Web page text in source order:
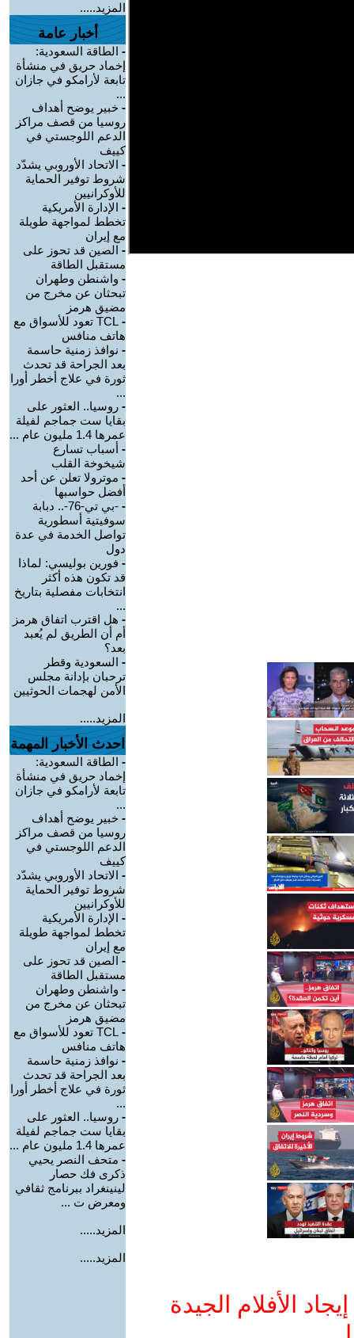
الأفلام الجيدة
المزيد.....
أخبار عامة
- الطاقة السعودية:
إخماد حريق في منشأة
تابعة لأرامكو في جازان
...
- خبير يوضح أهداف
روسيا من قصف مراكز
الدعم اللوجستي في
كييف
- الاتحاد الأوروبي يشدّد
شروط توفير الحماية
للأوكرانيين
- الإدارة الأمريكية
تخطط لمواجهة طويلة
مع إيران
- الصين قد تحوز على
مستقبل الطاقة
- واشنطن وطهران
تبحثان عن مخرج من
مضيق هرمز
-
TCL تعود للأسواق مع
هاتف منافس
- نوافذ زمنية حاسمة
بعد الجراحة قد تحدث
ثورة في علاج أخطر أورا
...
- روسيا.. العثور على
بقايا ست جماجم لفيلة
عمرها 1.4 مليون عام ...
- أسباب تسارع
شيخوخة القلب
- موترولا تعلن عن أحد
أفضل حواسبها
-
-بي تي-76-.. دبابة
سوفيتية أسطورية
تواصل الخدمة في عدة
دول
- فورين بوليسي: لماذا
قد تكون هذه أكثر
انتخابات مفصلية بتاريخ
...
- هل اقترب اتفاق هرمز
أم أن الطريق لم يُعبد
بعد؟
- السعودية وقطر
ترحبان بإدانة مجلس
الأمن لهجمات الحوثيين
المزيد.....
احدث الأخبار المهمة
- الطاقة السعودية:
إخماد حريق في منشأة
تابعة لأرامكو في جازان
...
- خبير يوضح أهداف
روسيا من قصف مراكز
الدعم اللوجستي في
كييف
- الاتحاد الأوروبي يشدّد
شروط توفير الحماية
للأوكرانيين
- الإدارة الأمريكية
تخطط لمواجهة طويلة
مع إيران
- الصين قد تحوز على
مستقبل الطاقة
- واشنطن وطهران
تبحثان عن مخرج من
مضيق هرمز
-
TCL تعود للأسواق مع
هاتف منافس
- نوافذ زمنية حاسمة
بعد الجراحة قد تحدث
ثورة في علاج أخطر أورا
...
- روسيا.. العثور على
بقايا ست جماجم لفيلة
عمرها 1.4 مليون عام ...
- متحف النصر يحيي
ذكرى فك حصار
لينينغراد ببرنامج ثقافي
ومعرض ت ...
المزيد.....
المزيد.....